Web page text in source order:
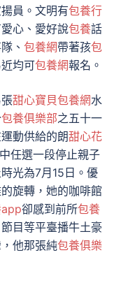
員。文明有包養行
心、愛好說包養話
、 包養網帶著孩包
均可包養網報名。
甜心寶貝包養網水
包養俱樂部之五十一
動供給的朗甜心花
任選一段停止親子
光為7月15日。優
旋轉，她的咖啡館
卻感到前所包養
目等平臺播牛土豪
他那張純包養俱樂